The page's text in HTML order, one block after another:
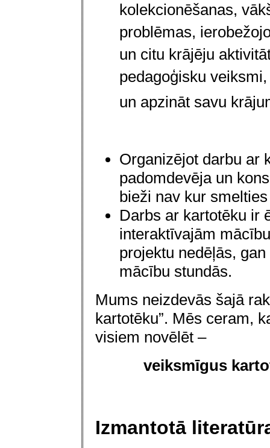
kolekcionēšanas,
problēmas,
un citu krājēju
pedagoģisku
un apzināt savu
Organizējot darbu ar
padomdevēja un
bieži nav kur
Darbs ar kartotēku ir
interaktīvajām
projektu nedēļās,
mācību stundās.
Mums neizdevās šajā
kartotēku”. Mēs ceram,
visiem novēlēt –
veiksmīgus
Izmantotā